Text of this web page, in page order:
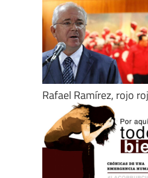
Rafael Ramírez, rojo